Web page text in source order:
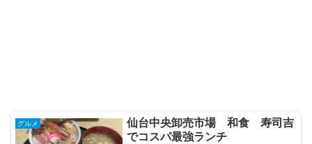
グルメ
仙台中央卸売市場 和食 寿司吉
でコスパ最強ランチ